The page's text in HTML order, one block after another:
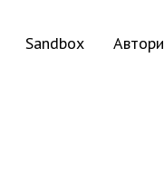
Sandbox Автори